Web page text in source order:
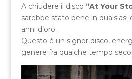
A chiudere il disco “At Your
sarebbe stato bene in qualsiasi
anni d’oro.
Questo è un signor disco,
genere fra qualche tempo